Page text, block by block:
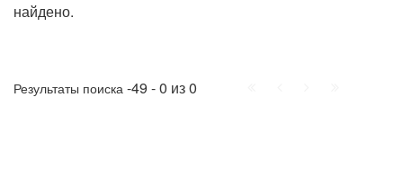
найдено.
Результаты поиска -49 - 0 из 0